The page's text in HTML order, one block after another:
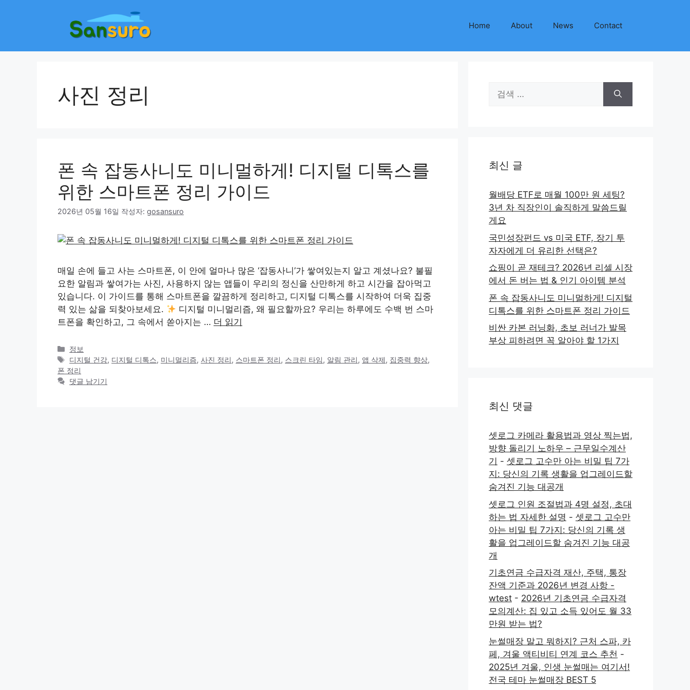
Home About News Contact
사진 정리
폰 속 잡동사니도 미니멀하게! 디지털 디톡스를
위한 스마트폰 정리 가이드
2026년 05월 16일 작성자: gosansuro
매일 손에 들고 사는 스마트폰, 이 안에 얼마나 많은 ‘잡동사니’가 쌓여있는지 알고 계셨나요? 불필
요한 알림과 쌓여가는 사진, 사용하지 않는 앱들이 우리의 정신을 산만하게 하고 시간을 잡아먹고
있습니다. 이 가이드를 통해 스마트폰을 깔끔하게 정리하고, 디지털 디톡스를 시작하여 더욱 집중
력 있는 삶을 되찾아보세요.
디지털 미니멀리즘, 왜 필요할까요? 우리는 하루에도 수백 번 스마
트폰을 확인하고, 그 속에서 쏟아지는 … 더 읽기
카
테
고
리
정보
태
그
디지털 건강, 디지털 디톡스, 미니멀리즘,사진 정리, 스마트폰 정리, 스크린 타임, 알림 관리, 앱 삭제, 집중력 향상,
폰 정리
댓글 남기기
색:
최신 글
월배당 ETF로 매월 100만 원 세팅?
3년 차 직장인이 솔직하게 말씀드릴
게요
국민성장펀드 vs 미국 ETF, 장기 투
자자에게 더 유리한 선택은?
쇼핑이 곧 재테크? 2026년 리셀 시장
에서 돈 버는 법 & 인기 아이템 분석
폰 속 잡동사니도 미니멀하게! 디지털
디톡스를 위한 스마트폰 정리 가이드
비싼 카본 러닝화, 초보 러너가 발목
부상 피하려면 꼭 알아야 할 1가지
최신 댓글
셋로그 카메라 활용법과 영상 찍는법,
방향 돌리기 노하우 – 근무일수계산
기 - 셋로그 고수만 아는 비밀 팁 7가
지: 당신의 기록 생활을 업그레이드할
숨겨진 기능 대공개
셋로그 인원 조절법과 4명 설정, 초대
하는 법 자세한 설명 - 셋로그 고수만
아는 비밀 팁 7가지: 당신의 기록 생
활을 업그레이드할 숨겨진 기능 대공
개
기초연금 수급자격 재산, 주택, 통장
잔액 기준과 2026년 변경 사항 -
wtest - 2026년 기초연금 수급자격
모의계산: 집 있고 소득 있어도 월 33
만원 받는 법?
눈썰매장 말고 뭐하지? 근처 스파, 카
페, 겨울 액티비티 연계 코스 추천 -
2025년 겨울, 인생 눈썰매는 여기서!
전국 테마 눈썰매장 BEST 5